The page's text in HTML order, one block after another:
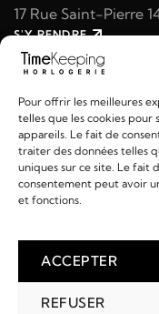
Pour offrir les meilleures
telles que les cookies pour
appareils. Le fait de
traiter des données telles
uniques sur ce site. Le fait
consentement peut avoir
et fonctions.
ACCEPTER
REFUSER
17 Rue Saint-Pierre
S'Y RENDRE
02 31 47 49 97
Liens utiles
2026 © TIMEKEEPING -